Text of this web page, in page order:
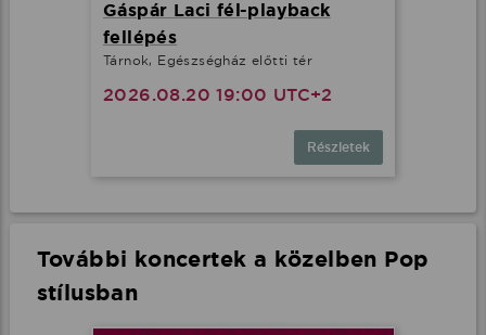
Gáspár Laci fél-playback
fellépés
Tárnok, Egészségház előtti tér
2026.08.20 19:00 UTC+2
Részletek
További koncertek a közelben Pop
stílusban